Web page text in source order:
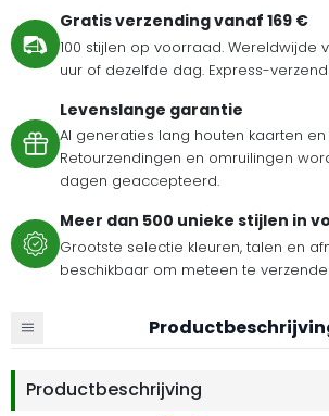
Gratis verzending vanaf 169 €
100 stijlen op voorraad. Wereldwijde
uur of dezelfde dag. Express-
Levenslange garantie
Al generaties lang houten kaarten
Retourzendingen en omruilingen
dagen geaccepteerd.
Meer dan 500 unieke stijlen in
Grootste selectie kleuren, talen en
beschikbaar om meteen te
Productbeschrijving